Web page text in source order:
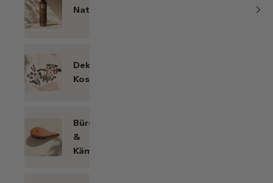
Naturkosmetik
Dekorative
Kosmetik
Bürsten
&
Kämme